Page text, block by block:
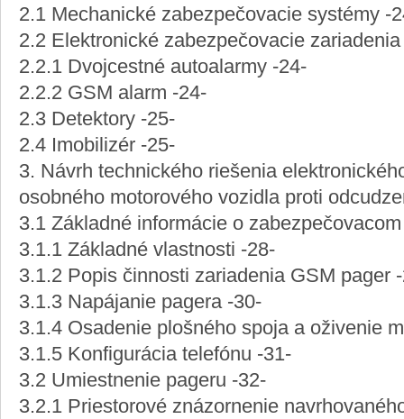
2.1 Mechanické zabezpečovacie systémy -
2.2 Elektronické zabezpečovacie
2.2.1 Dvojcestné autoalarmy -24-
2.2.2 GSM alarm -24-
2.3 Detektory -25-
2.4 Imobilizér -25-
3. Návrh technického riešenia
osobného motorového vozidla proti
3.1 Základné informácie o
3.1.1 Základné vlastnosti -28-
3.1.2 Popis činnosti zariadenia GSM pager
3.1.3 Napájanie pagera -30-
3.1.4 Osadenie plošného spoja a oživenie
3.1.5 Konfigurácia telefónu -31-
3.2 Umiestnenie pageru -32-
3.2.1 Priestorové znázornenie